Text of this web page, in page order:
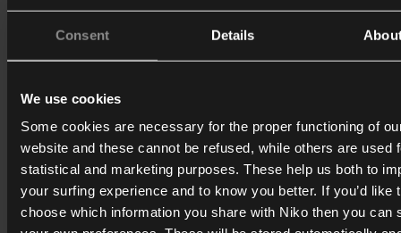
Consent Details
We use cookies
Some cookies are necessary for the proper functioning of
website and these cannot be refused, while others are used
statistical and marketing purposes. These help us both to
your surfing experience and to know you better. If you’d like
choose which information you share with Niko then you can
Termostat til Niko Home Control
rum for rum og understøtter varme-, køle- og HVAC-
systemer. Med sin fulde integration i Niko Home Control
optimerer den intelligent energiforbruget gennem
scenarier, tidsplaner og indsigt i realtid – alt sammen i
elegant og minimalistisk design.
Få mere at vide